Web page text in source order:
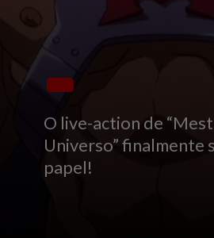
O live-action de
Universo” finalmente
papel!